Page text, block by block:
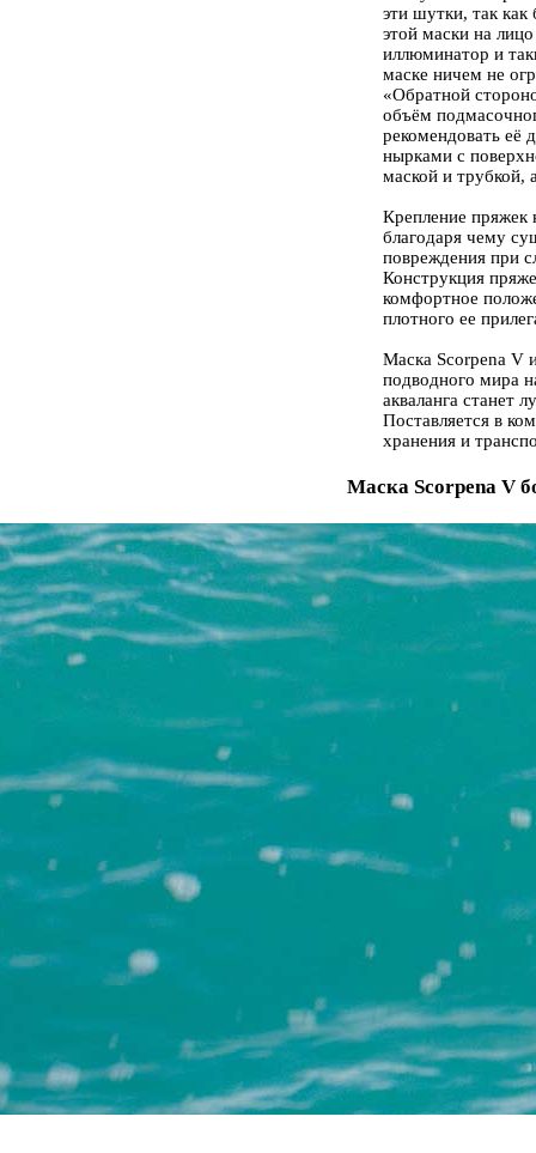
эти шутки, так
этой маски на
иллюминатор и
маске ничем не
«Обратной
объём
рекомендовать её
нырками с
маской и трубкой,
Крепление пряжек
благодаря чему
повреждения при
Конструкция
комфортное
плотного ее
Маска Scorpena V
подводного мира
акваланга станет
Поставляется в
хранения и
Маска Scorpena V